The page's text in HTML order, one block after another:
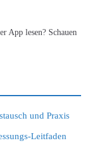
App lesen? Schauen
und Praxis
Leitfaden